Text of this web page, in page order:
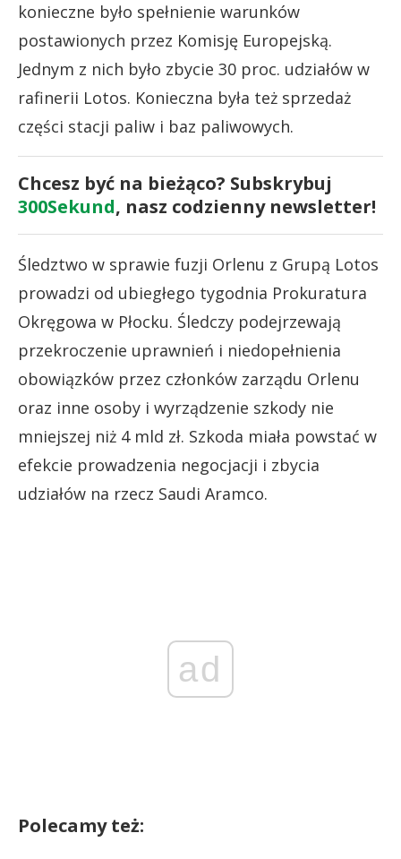
konieczne było spełnienie warunków
postawionych przez Komisję Europejską.
Jednym z nich było zbycie 30 proc. udziałów w
rafinerii Lotos. Konieczna była też sprzedaż
części stacji paliw i baz paliwowych.
Chcesz być na bieżąco? Subskrybuj
300Sekund, nasz codzienny newsletter!
Śledztwo w sprawie fuzji Orlenu z Grupą Lotos
prowadzi od ubiegłego tygodnia Prokuratura
Okręgowa w Płocku. Śledczy podejrzewają
przekroczenie uprawnień i niedopełnienia
obowiązków przez członków zarządu Orlenu
oraz inne osoby i wyrządzenie szkody nie
mniejszej niż 4 mld zł. Szkoda miała powstać w
efekcie prowadzenia negocjacji i zbycia
udziałów na rzecz Saudi Aramco.
ad
Polecamy też: